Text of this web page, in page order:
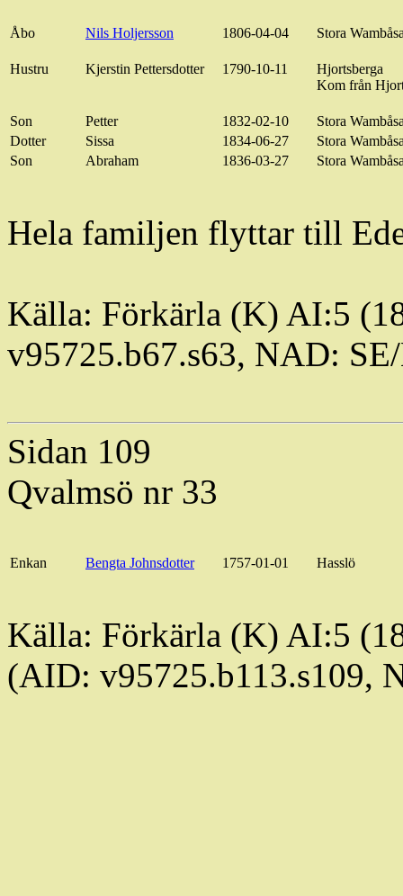
Åbo Nils Holjersson 1806-04-04 Stora
Hustru Kjerstin Pettersdotter 1790-10-11
Hjortsberga
Kom från
Son Petter 1832-02-10 Stora
Dotter
Sissa 1834-06-27 Stora
Son
Abraham 1836-03-27 Stora
Hela familjen flyttar till
Källa: Förkärla (K) AI:5
v95725.b67.s63, NAD:
Sidan 109
Qvalmsö nr 33
Enkan Bengta Johnsdotter 1757-01-01 Hasslö
Källa: Förkärla (K) AI:5
(AID: v95725.b113.s109,